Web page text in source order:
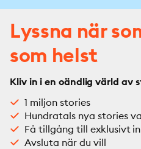
Lyssna när
som helst
Kliv in i en oändlig värld av
1 miljon stories
Hundratals nya stories
Få tillgång till exklusivt
Avsluta när du vill